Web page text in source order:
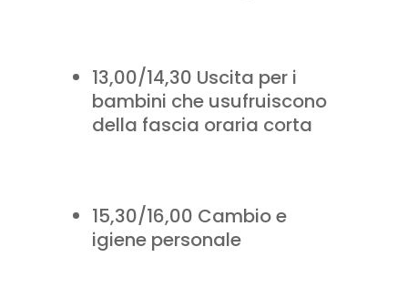
13,00/14,30 Uscita per i
bambini che usufruiscono
della fascia oraria corta
15,30/16,00 Cambio e
igiene personale